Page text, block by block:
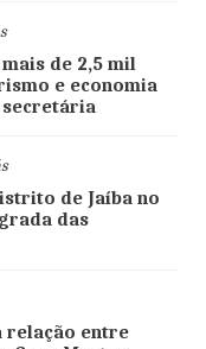
de 2,5 mil
e economia
secretária
de Jaíba no
das
relação entre